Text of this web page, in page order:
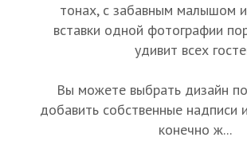
тонах, с забавным малышом
вставки одной фотографии
удивит всех
Вы можете выбрать дизайн
добавить собственные надписи
конечно ж...